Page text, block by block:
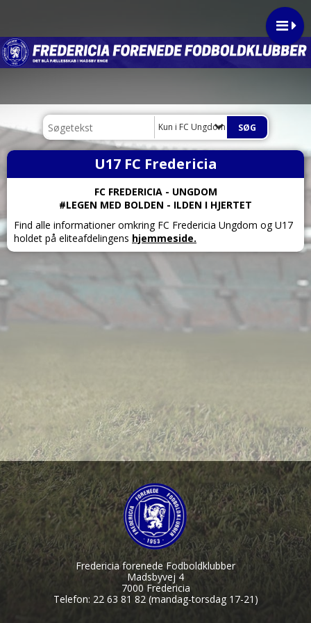
Kun i FC Ungdom
U17 FC Fredericia
FC FREDERICIA - UNGDOM
#LEGEN MED BOLDEN - ILDEN I HJERTET
Find alle informationer omkring FC Fredericia Ungdom og U17
holdet på eliteafdelingens hjemmeside.
Fredericia forenede Fodboldklubber
Madsbyvej 4
7000 Fredericia
Telefon: 22 63 81 82 (mandag-torsdag 17-21)